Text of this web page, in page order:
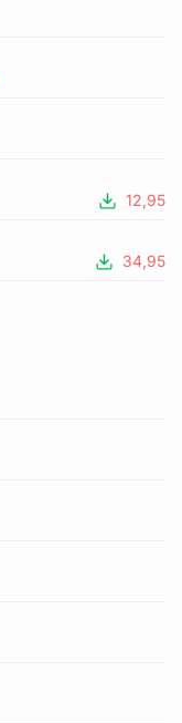
12,95
34,95